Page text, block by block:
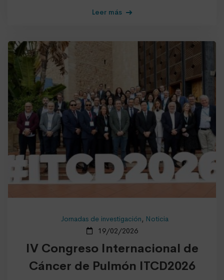
Leer más
Jornadas de investigación, Noticia
19/02/2026
IV Congreso Internacional de
Cáncer de Pulmón ITCD2026